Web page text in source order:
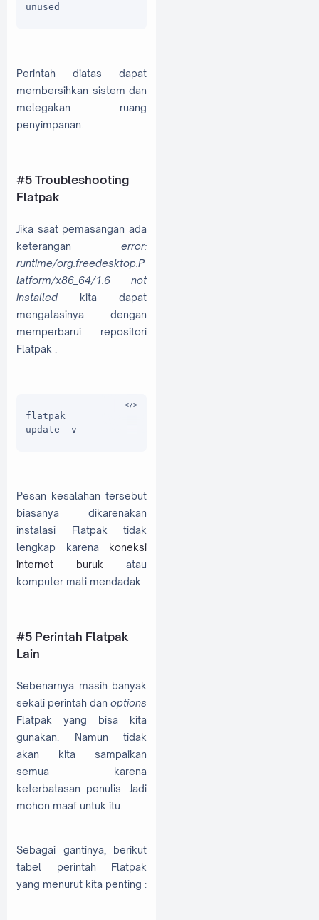
unused
Perintah diatas dapat
membersihkan sistem dan
melegakan ruang
penyimpanan.
#5 Troubleshooting
Flatpak
Jika saat pemasangan ada
keterangan error:
runtime/org.freedesktop.P
latform/x86_64/1.6 not
installed kita dapat
mengatasinya dengan
memperbarui repositori
Flatpak :
flatpak
update -v
Pesan kesalahan tersebut
biasanya dikarenakan
instalasi Flatpak tidak
lengkap karena koneksi
internet buruk atau
komputer mati mendadak.
#5 Perintah Flatpak
Lain
Sebenarnya masih banyak
sekali perintah dan options
Flatpak yang bisa kita
gunakan. Namun tidak
akan kita sampaikan
semua karena
keterbatasan penulis. Jadi
mohon maaf untuk itu.
Sebagai gantinya, berikut
tabel perintah Flatpak
yang menurut kita penting :